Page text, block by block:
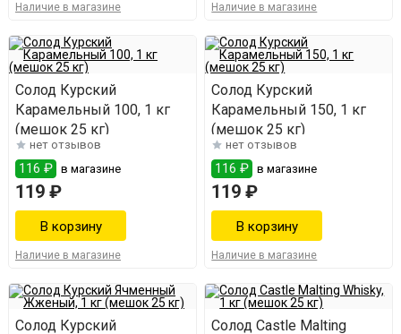
Наличие в магазине Наличие в магазине
Солод Курский
Карамельный 100, 1 кг
(мешок 25 кг)
нет отзывов
116 ₽ в магазине
119 ₽
Наличие в магазине
Солод Курский
Карамельный 150, 1 кг
(мешок 25 кг)
нет отзывов
116 ₽ в магазине
119 ₽
Наличие в магазине
Солод Курский Солод Castle Malting